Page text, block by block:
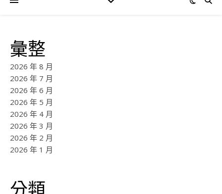
彙整
2026 年 8 月
2026 年 7 月
2026 年 6 月
2026 年 5 月
2026 年 4 月
2026 年 3 月
2026 年 2 月
2026 年 1 月
分類